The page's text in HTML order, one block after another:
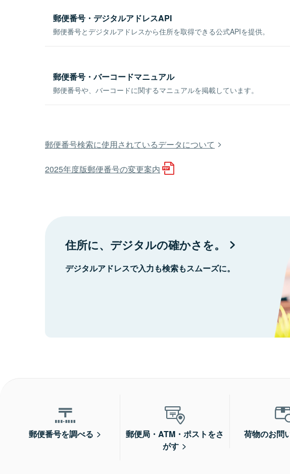
郵便番号・デジタルアドレスAPI
郵便番号とデジタルアドレスから住所を取得できる公式APIを提供。
郵便番号・バーコードマニュアル
郵便番号や、バーコードに関するマニュアルを掲載しています。
郵便番号検索に使用されているデータについて
2025年度版郵便番号の変更案内
住所に、デジタルの確かさを。
デジタルアドレスで入力も検索もスムーズに。
郵便番号を調べる
郵便局・ATM・ポストをさ
がす
荷物のお問